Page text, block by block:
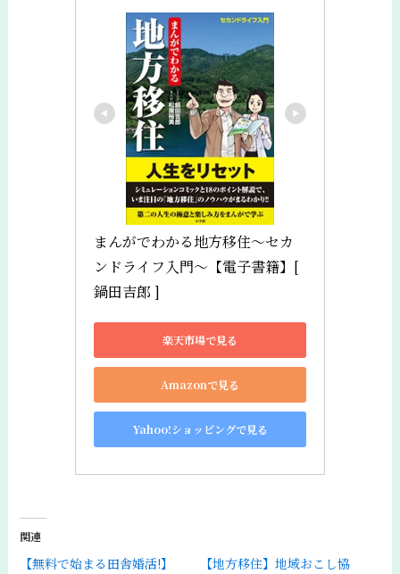
まんがでわかる地方移住〜セカ
ンドライフ入門〜【電子書籍】[
鍋田吉郎 ]
楽天市場で見る
Amazonで見る
Yahoo!ショッピングで見る
関連
【無料で始まる田舎婚活!】
【地方移住】地域おこし協